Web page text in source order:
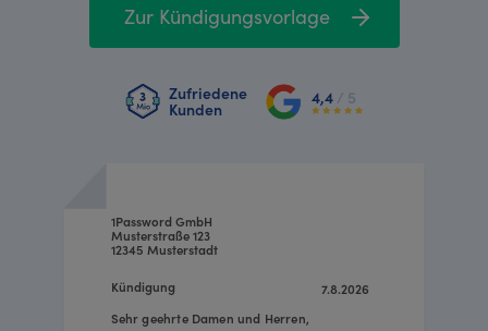
Zur Kündigungsvorlage
Zufriedene
Kunden
4,4 / 5
7.8.2026
1Password GmbH
Musterstraße 123
12345 Musterstadt
Sehr geehrte Damen und Herren,
Kündigung